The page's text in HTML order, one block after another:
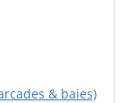
& baies)